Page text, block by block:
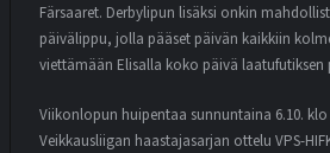
Färsaaret. Derbylipun lisäksi onkin
päivälippu, jolla pääset päivän kaikkiin
viettämään Elisalla koko päivä laatufutiksen
Viikonlopun huipentaa sunnuntaina 6.10. klo
Veikkausliigan haastajasarjan ottelu VPS-